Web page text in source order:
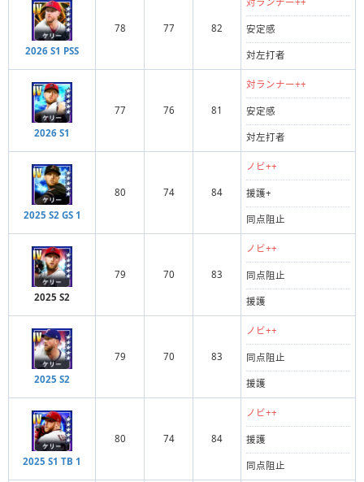
2026 S1 PSS
78 77 82 安定感
対左打者
2026 S1
77 76 81
対ランナー++
安定感
対左打者
2025 S2 GS 1
80 74 84
ノビ++
援護+
同点阻止
2025 S2
79 70 83
ノビ++
同点阻止
援護
2025 S2
79 70 83
ノビ++
同点阻止
援護
2025 S1 TB 1
80 74 84
ノビ++
援護
同点阻止